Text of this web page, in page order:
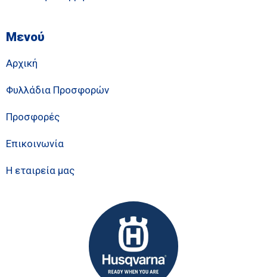
Μενού
Αρχική
Φυλλάδια Προσφορών
Προσφορές
Επικοινωνία
Η εταιρεία μας